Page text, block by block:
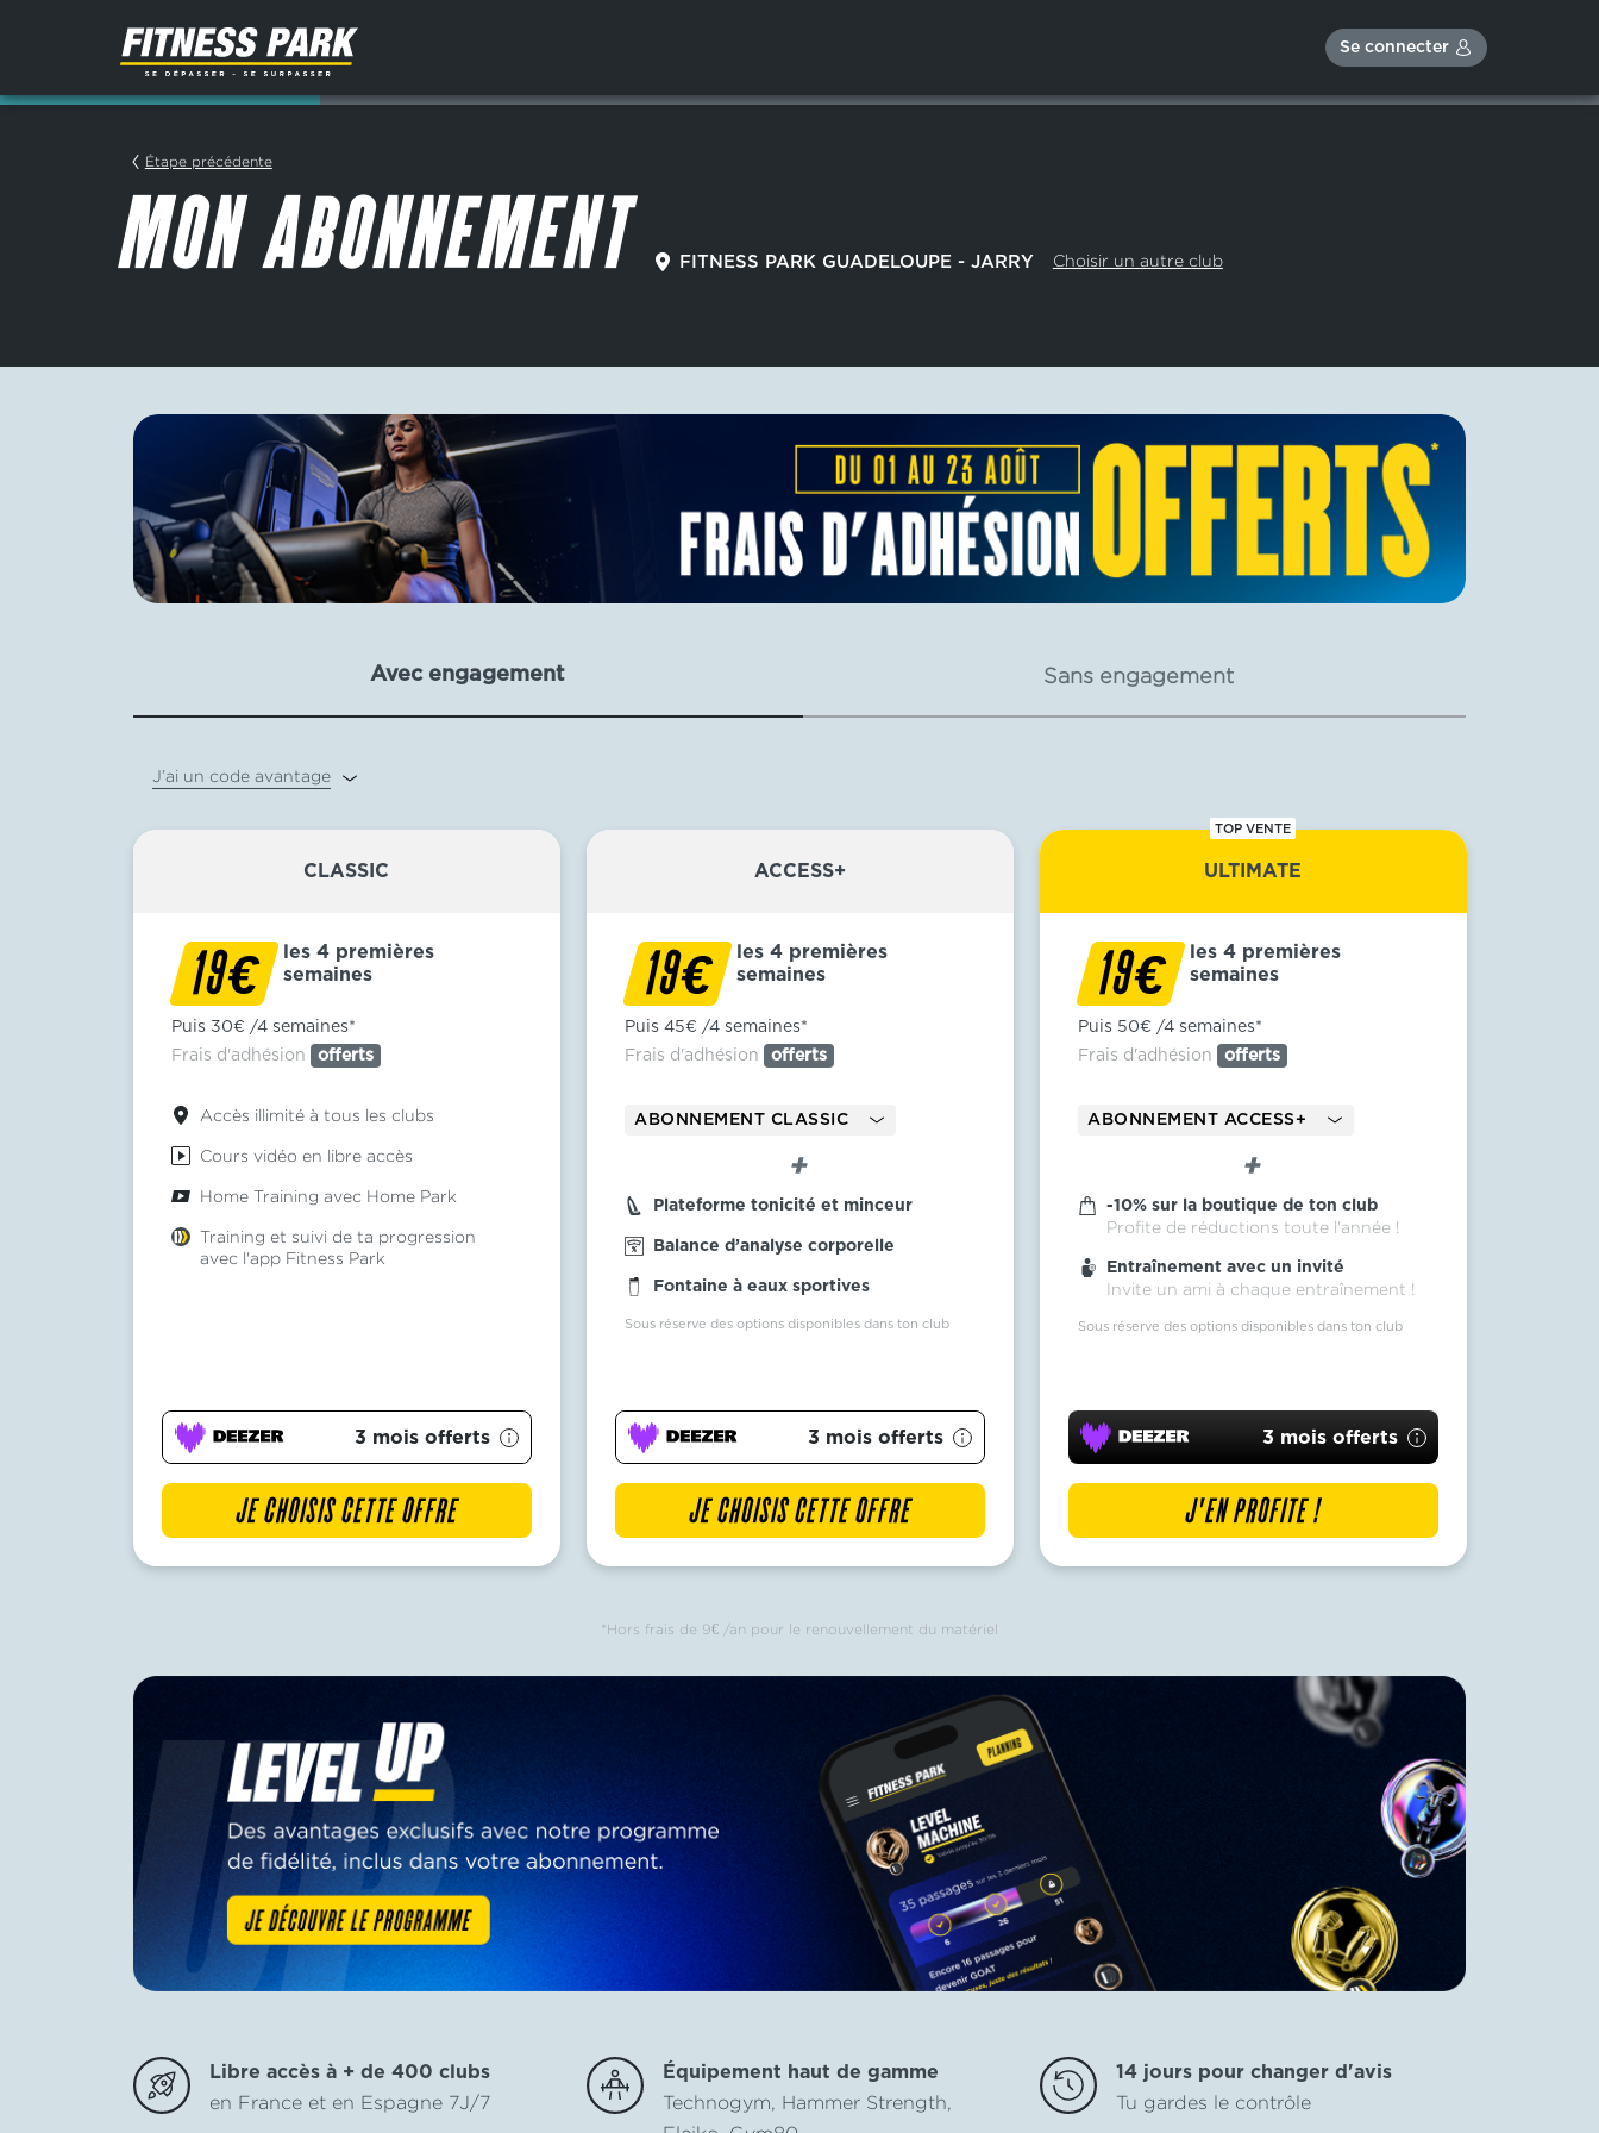
Se connecter
Étape précédente
MON ABONNEMENT FITNESS PARK GUADELOUPE - JARRY Choisir un autre club
Avec engagement Sans engagement
J’ai un code avantage
CLASSIC
19€
les 4 premières
semaines
Puis 30€ /4 semaines*
Frais d'adhésion offerts
Accès illimité à tous les clubs
Cours vidéo en libre accès
Home Training avec Home Park
Training et suivi de ta progression
avec l'app Fitness Park
3 mois offerts
JE CHOISIS CETTE OFFRE
ACCESS+
19€
les 4 premières
semaines
Puis 45€ /4 semaines*
Frais d'adhésion offerts
ABONNEMENT CLASSIC
Plateforme tonicité et minceur
Balance d’analyse corporelle
Fontaine à eaux sportives
Sous réserve des options disponibles dans ton club
3 mois offerts
JE CHOISIS CETTE OFFRE
TOP VENTE
ULTIMATE
19€
les 4 premières
semaines
Puis 50€ /4 semaines*
Frais d'adhésion offerts
ABONNEMENT ACCESS+
-10% sur la boutique de ton club
Profite de réductions toute l'année !
Entraînement avec un invité
Invite un ami à chaque entraînement !
Sous réserve des options disponibles dans ton club
3 mois offerts
J'EN PROFITE !
*Hors frais de 9€ /an pour le renouvellement du matériel
Libre accès à + de 400 clubs
en France et en Espagne 7J/7
Équipement haut de gamme
Technogym, Hammer Strength,
14 jours pour changer d'avis
Tu gardes le contrôle